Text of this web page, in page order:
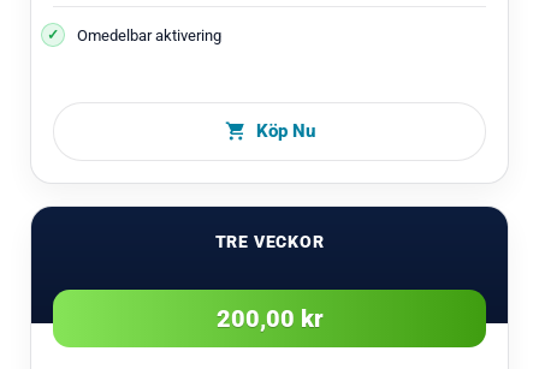
Omedelbar aktivering
Köp Nu
TRE VECKOR
200,00 kr